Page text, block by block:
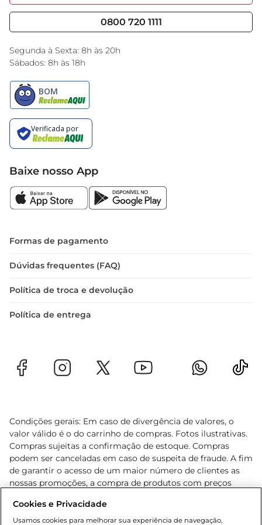
Nossas Lojas
Serviços
Black Friday
Encarte do Dia
0800 720 1111
Segunda à Sexta: 8h às 20h
Sábados: 8h às 18h
Baixe nosso App
Formas de pagamento
Dúvidas frequentes (FAQ)
Política de troca e devolução
Política de entrega
Condições gerais: Em caso de divergência de valores, o
valor válido é o do carrinho de compras. Fotos ilustrativas.
Compras sujeitas a confirmação de estoque. Compras
podem ser canceladas em caso de suspeita de fraude. A fim
de garantir o acesso de um maior número de clientes as
nossas promoções, a compra de produtos com preços
cliente. Os preços, ofertas e condições são exclusivos para
o e-commerce e válidos durante o dia de hoje, podendo
Cookies e Privacidade
Usamos cookies para melhorar sua experiência de navegação,